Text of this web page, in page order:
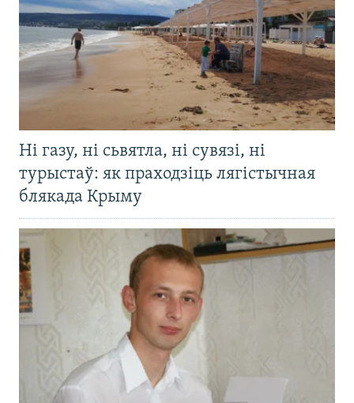
Ні газу, ні сьвятла, ні сувязі, ні
турыстаў: як праходзіць лягістычная
блякада Крыму